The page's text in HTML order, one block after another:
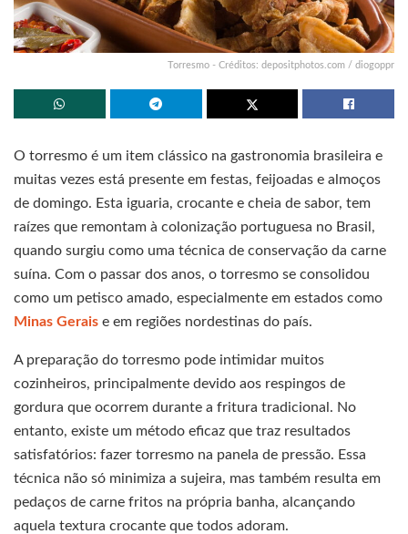
Torresmo - Créditos: depositphotos.com / diogoppr
O torresmo é um item clássico na gastronomia brasileira e
muitas vezes está presente em festas, feijoadas e almoços
de domingo. Esta iguaria, crocante e cheia de sabor, tem
raízes que remontam à colonização portuguesa no Brasil,
quando surgiu como uma técnica de conservação da carne
suína. Com o passar dos anos, o torresmo se consolidou
como um petisco amado, especialmente em estados como
Minas Gerais e em regiões nordestinas do país.
A preparação do torresmo pode intimidar muitos
cozinheiros, principalmente devido aos respingos de
gordura que ocorrem durante a fritura tradicional. No
entanto, existe um método eficaz que traz resultados
satisfatórios: fazer torresmo na panela de pressão. Essa
técnica não só minimiza a sujeira, mas também resulta em
pedaços de carne fritos na própria banha, alcançando
aquela textura crocante que todos adoram.